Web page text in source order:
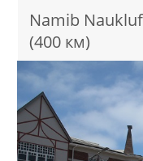
Namib
(400 км)